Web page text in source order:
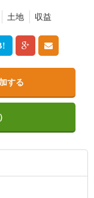
土地 収益
する